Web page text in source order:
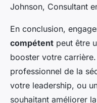
Johnson, Consultant
En conclusion,
compétent peut être
booster votre
professionnel de la
votre leadership, ou
souhaitant améliorer